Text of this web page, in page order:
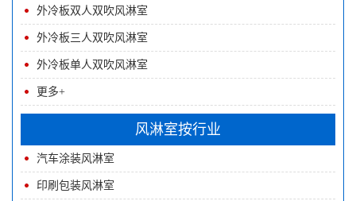
外冷板双人双吹风淋室
外冷板三人双吹风淋室
外冷板单人双吹风淋室
更多+
风淋室按行业
汽车涂装风淋室
印刷包装风淋室